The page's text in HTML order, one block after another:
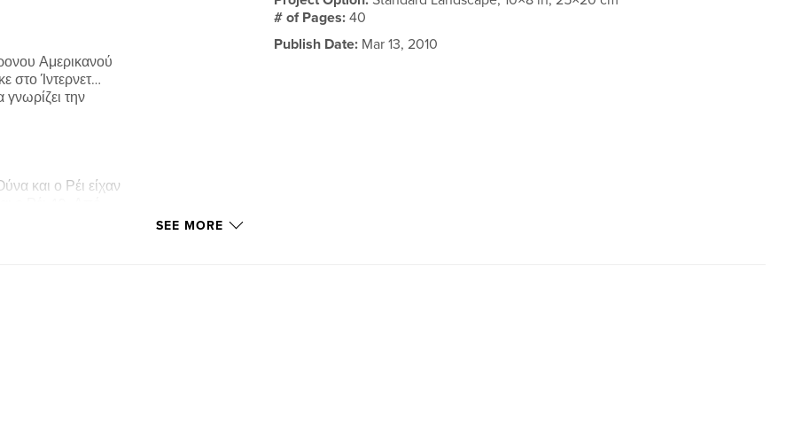
Αμερικανού
στο Ίντερνετ…
την
και ο Ρέι είχαν
# of Pages:40
Publish Date: Mar 13, 2010
SEE MORE